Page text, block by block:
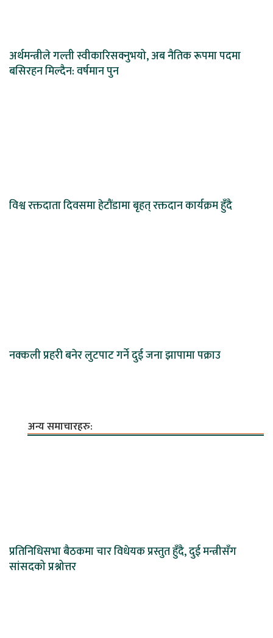
अर्थमन्त्रीले गल्ती स्वीकारिसक्नुभयो, अब नैतिक रूपमा पदमा
बसिरहन मिल्दैन: वर्षमान पुन
विश्व रक्तदाता दिवसमा हेटौंडामा बृहत् रक्तदान कार्यक्रम हुँदै
नक्कली प्रहरी बनेर लुटपाट गर्ने दुई जना झापामा पक्राउ
अन्य समाचारहरु:
प्रतिनिधिसभा बैठकमा चार विधेयक प्रस्तुत हुँदै, दुई मन्त्रीसँग
सांसदको प्रश्नोत्तर